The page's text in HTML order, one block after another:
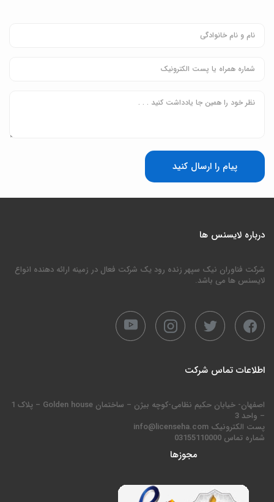
پیام را ارسال کنید
درباره لایسنس ها
شرکت فناوران نیک سپهر زنده رود یک شرکت فعال در زمینه ارائه دهنده انواع
لایسنس ها می باشد.
اطلاعات تماس شرکت
اصفهان- خیابان حکیم نظامی-کوچه بیژن – ساختمان Golden house – پلاک 1
– واحد 3
پست الکترونیک info@licenseha.com
شماره تماس 03155110000
مجوزها